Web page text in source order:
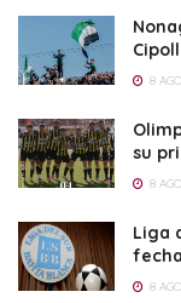
8
su
8
Liga
8